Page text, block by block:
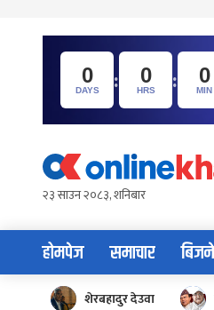
0
DAYS : 0
HRS : 0
MIN
content२३ साउन २०८३, शनिबार
होमपेज समाचार
शेरबहादुर देउवा